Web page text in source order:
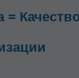
=